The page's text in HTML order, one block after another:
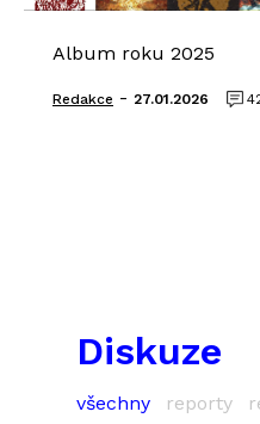
Album roku 2025
Redakce - 27.01.2026
Diskuze
všechny reporty